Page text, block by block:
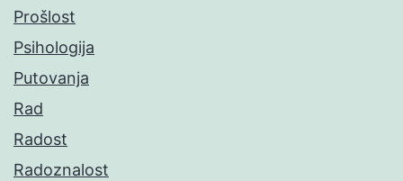
Prošlost
Psihologija
Putovanja
Rad
Radost
Radoznalost